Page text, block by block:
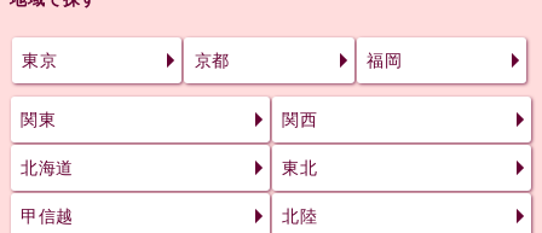
東京 京都 福岡
関東 関西
北海道 東北
甲信越 北陸